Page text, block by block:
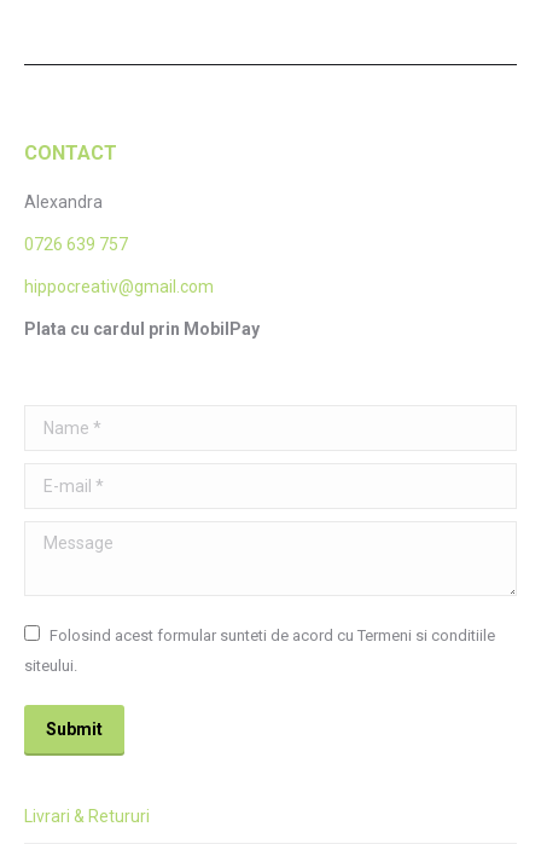
CONTACT
Alexandra
0726 639 757
hippocreativ@gmail.com
Plata cu cardul prin MobilPay
Name *
E-mail *
Message
Folosind acest formular sunteti de acord cu Termeni si conditiile
siteului.
Submit
Livrari & Retururi